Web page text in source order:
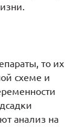
то их
схеме и
анализ на